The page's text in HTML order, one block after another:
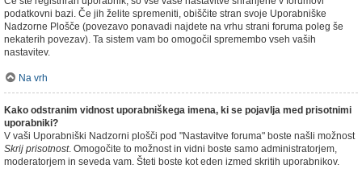
podatkovni bazi. Če jih želite spremeniti, obiščite stran svoje Uporabniške
Nadzorne Plošče (povezavo ponavadi najdete na vrhu strani foruma poleg še
nekaterih povezav). Ta sistem vam bo omogočil spremembo vseh vaših
nastavitev.
Na vrh
Kako odstranim vidnost uporabniškega imena, ki se pojavlja med prisotnimi
uporabniki?
V vaši Uporabniški Nadzorni plošči pod "Nastavitve foruma" boste našli možnost
Skrij prisotnost. Omogočite to možnost in vidni boste samo administratorjem,
moderatorjem in seveda vam. Šteti boste kot eden izmed skritih uporabnikov.